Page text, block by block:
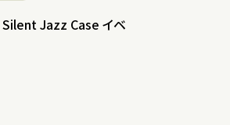
Jazz Case イベ